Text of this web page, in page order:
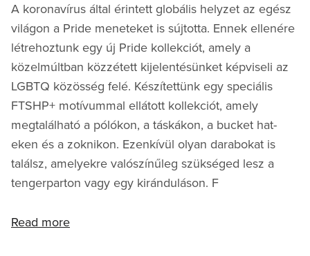
A koronavírus által érintett globális helyzet az egész
világon a Pride meneteket is sújtotta. Ennek ellenére
létrehoztunk egy új Pride kollekciót, amely a
közelmúltban közzétett kijelentésünket képviseli az
LGBTQ közösség felé. Készítettünk egy speciális
FTSHP+ motívummal ellátott kollekciót, amely
megtalálható a pólókon, a táskákon, a bucket hat-
eken és a zoknikon. Ezenkívül olyan darabokat is
találsz, amelyekre valószínűleg szükséged lesz a
tengerparton vagy egy kiránduláson. F
Read more